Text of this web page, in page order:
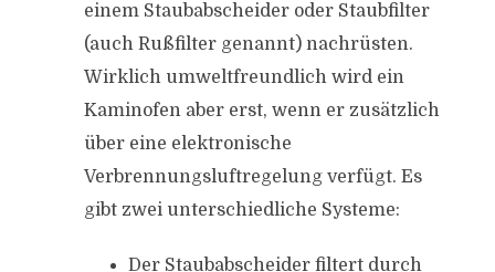
einem Staubabscheider oder Staubfilter
(auch Rußfilter genannt) nachrüsten.
Wirklich umweltfreundlich wird ein
Kaminofen aber erst, wenn er zusätzlich
über eine elektronische
Verbrennungsluftregelung verfügt. Es
gibt zwei unterschiedliche Systeme:
Der Staubabscheider filtert durch